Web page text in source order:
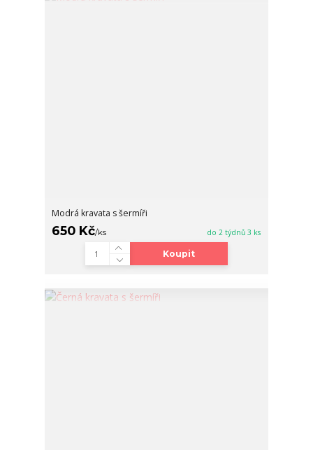
Modrá kravata s šermíři
650 Kč/ks do 2 týdnů 3 ks
Koupit